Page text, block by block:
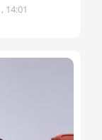
14:01